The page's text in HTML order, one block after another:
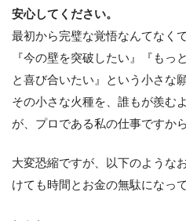
安心してください。
最初から完璧な覚悟なんてなく
『今の壁を突破したい』『もっ
と喜び合いたい』という小さな
その小さな火種を、誰もが羨む
が、プロである私の仕事ですから
大変恐縮ですが、以下のような
けても時間とお金の無駄になっ